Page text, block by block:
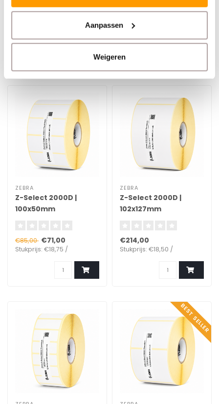
Aanpassen
Weigeren
€87,00
ZEBRA
Z-Select 2000D |
100x50mm
€85,00 €71,00
Stukprijs: €18,75 /
ZEBRA
Z-Select 2000D |
102x127mm
€214,00
Stukprijs: €18,50 /
BEST SELLER